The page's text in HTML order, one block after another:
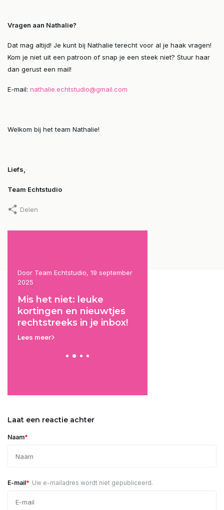
Vragen aan Nathalie?
Dat mag altijd! Je kunt bij Nathalie terecht voor al je haak vragen!
Kom je niet uit een patroon of snap je een steek niet? Stuur haar
dan gerust een mail!
E-mail: nathalie.echtstudio@gmail.com
Welkom bij het team Nathalie!
Liefs,
Team Echtstudio
Delen
Door Team Echtstudio, 24 augustus
2025
De i-cord techniek: wat is
het en hoe doe je het?
Lees meer
Laat een reactie achter
Naam*
E-mail* Uw e-mailadres wordt niet gepubliceerd.